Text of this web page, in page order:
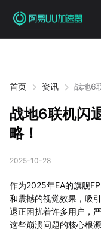
首页 资讯 战地6
战地6联机闪
略！
2025-10-28
作为2025年EA的旗舰
和震撼的视觉效果，吸
退正困扰着许多用户，
这些崩溃问题的核心根